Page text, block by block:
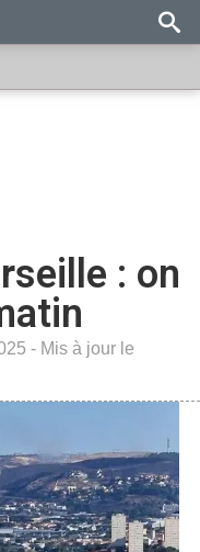
: on
- Mis à jour le